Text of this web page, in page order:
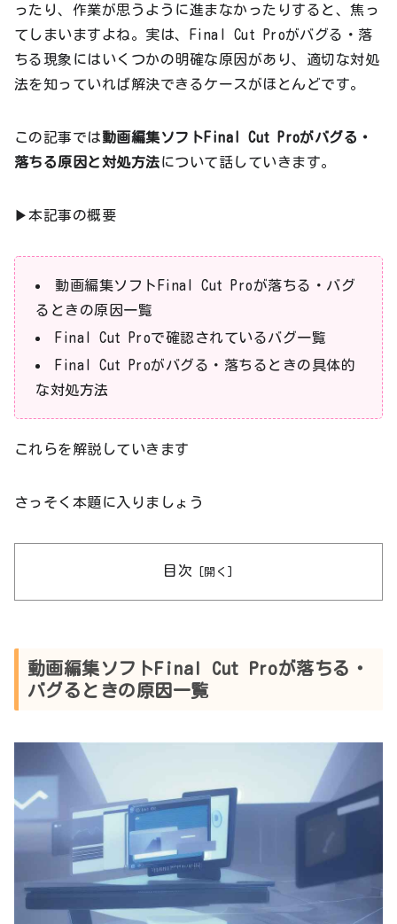
ったり、作業が思うように進まなかったりすると、焦っ
てしまいますよね。実は、Final Cut Proがバグる・落
ちる現象にはいくつかの明確な原因があり、適切な対処
法を知っていれば解決できるケースがほとんどです。
この記事では動画編集ソフトFinal Cut Proがバグる・
落ちる原因と対処方法について話していきます。
▶本記事の概要
動画編集ソフトFinal Cut Proが落ちる・バグ
るときの原因一覧
Final Cut Proで確認されているバグ一覧
Final Cut Proがバグる・落ちるときの具体的
な対処方法
これらを解説していきます
さっそく本題に入りましょう
目次
動画編集ソフトFinal Cut Proが落ちる・
バグるときの原因一覧